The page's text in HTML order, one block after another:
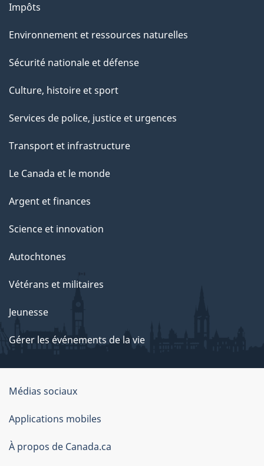
Impôts
Environnement et ressources naturelles
Sécurité nationale et défense
Culture, histoire et sport
Services de police, justice et urgences
Transport et infrastructure
Le Canada et le monde
Argent et finances
Science et innovation
Autochtones
Vétérans et militaires
Jeunesse
Gérer les événements de la vie
Organisation
du
gouvernement
du
Médias sociaux
Applications mobiles
À propos de Canada.ca